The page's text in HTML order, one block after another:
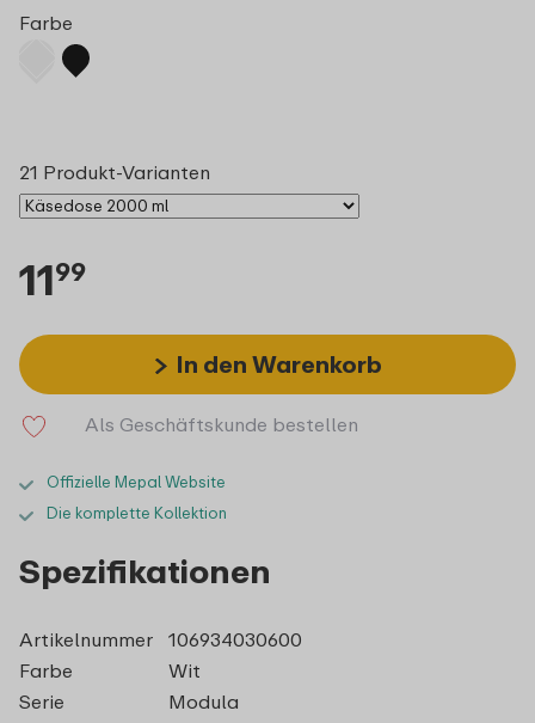
Farbe
21 Produkt-Varianten
1199
In den Warenkorb
Als Geschäftskunde bestellen
Offizielle Mepal Website
Die komplette Kollektion
Spezifikationen
Artikelnummer
106934030600
Farbe
Wit
Serie
Modula